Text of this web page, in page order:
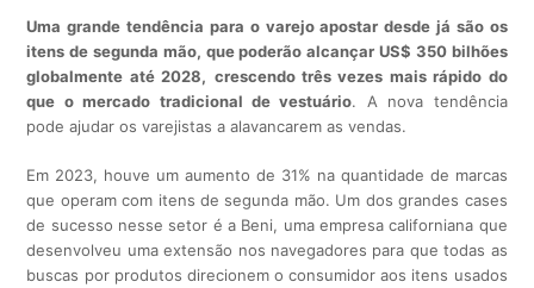
Uma grande tendência para o varejo apostar desde já são os
itens de segunda mão, que poderão alcançar US$ 350 bilhões
globalmente até 2028, crescendo três vezes mais rápido do
que o mercado tradicional de vestuário. A nova tendência
pode ajudar os varejistas a alavancarem as vendas.
Em 2023, houve um aumento de 31% na quantidade de marcas
que operam com itens de segunda mão. Um dos grandes cases
de sucesso nesse setor é a Beni, uma empresa californiana que
desenvolveu uma extensão nos navegadores para que todas as
buscas por produtos direcionem o consumidor aos itens usados